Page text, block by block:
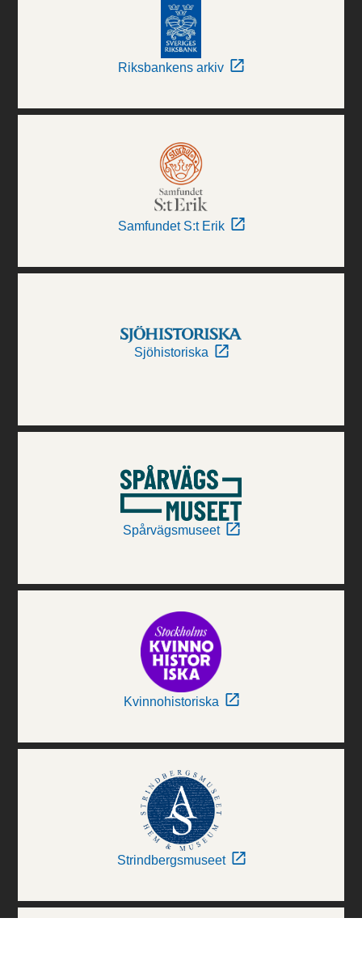
Riksbankens arkiv
Samfundet S:t Erik
Sjöhistoriska
Spårvägsmuseet
Kvinnohistoriska
Strindbergsmuseet